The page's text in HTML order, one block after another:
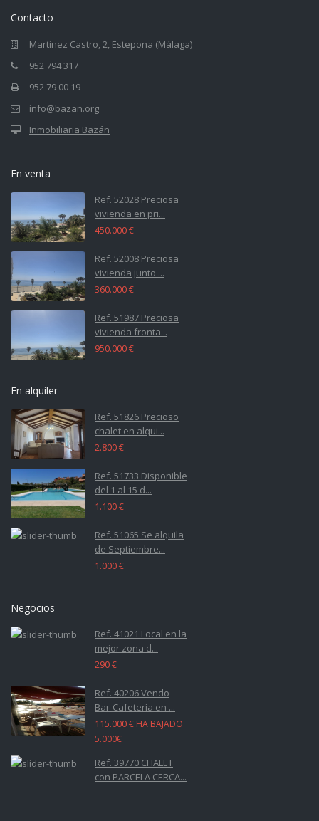
Contacto
Martinez Castro, 2, Estepona (Málaga)
952 794 317
952 79 00 19
info@bazan.org
Inmobiliaria Bazán
En venta
Ref. 52028 Preciosa
vivienda en pri...
450.000 €
Ref. 52008 Preciosa
vivienda junto ...
360.000 €
Ref. 51987 Preciosa
vivienda fronta...
950.000 €
En alquiler
Ref. 51826 Precioso
chalet en alqui...
2.800 €
Ref. 51733 Disponible
del 1 al 15 d...
1.100 €
Ref. 51065 Se alquila
de Septiembre...
1.000 €
Negocios
Ref. 41021 Local en la
mejor zona d...
290 €
Ref. 40206 Vendo
Bar-Cafetería en ...
115.000 € HA BAJADO
5.000€
Ref. 39770 CHALET
con PARCELA CERCA...